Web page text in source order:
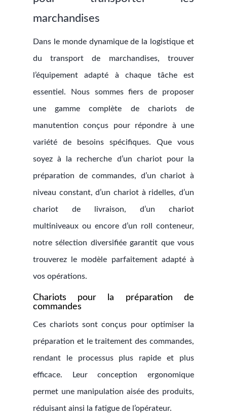
marchandises
Dans le monde dynamique de la logistique et
du transport de marchandises, trouver
l’équipement adapté à chaque tâche est
essentiel. Nous sommes fiers de proposer
une gamme complète de chariots de
manutention conçus pour répondre à une
variété de besoins spécifiques. Que vous
soyez à la recherche d’un chariot pour la
préparation de commandes, d’un chariot à
niveau constant, d’un chariot à ridelles, d’un
chariot de livraison, d’un chariot
multiniveaux ou encore d’un roll conteneur,
notre sélection diversifiée garantit que vous
trouverez le modèle parfaitement adapté à
vos opérations.
Chariots pour la préparation de
commandes
Ces chariots sont conçus pour optimiser la
préparation et le traitement des commandes,
rendant le processus plus rapide et plus
efficace. Leur conception ergonomique
permet une manipulation aisée des produits,
réduisant ainsi la fatigue de l’opérateur.